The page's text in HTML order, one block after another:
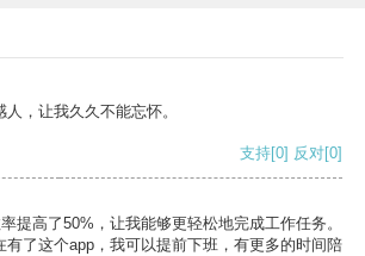
，让我久久不能忘怀。
支持[0] 反对[0]
提高了50%，让我能够更轻松地完成工作任务。
有了这个app，我可以提前下班，有更多的时间陪